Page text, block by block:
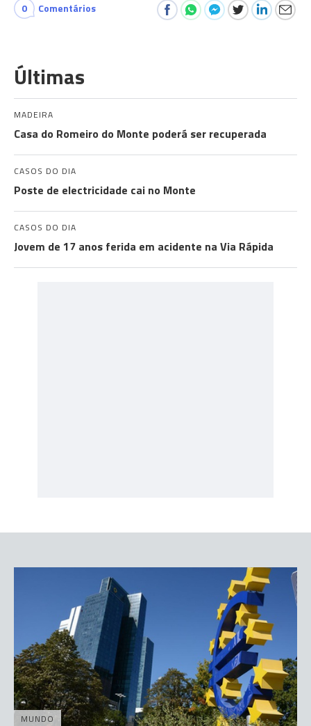
0 Comentários
Últimas
MADEIRA
Casa do Romeiro do Monte poderá ser recuperada
CASOS DO DIA
Poste de electricidade cai no Monte
CASOS DO DIA
Jovem de 17 anos ferida em acidente na Via Rápida
MUNDO